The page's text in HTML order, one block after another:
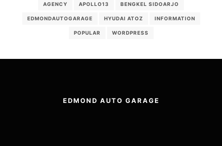
AGENCY APOLLO13 BENGKEL SIDOARJO
EDMONDAUTOGARAGE HYUDAI ATOZ INFORMATION
POPULAR WORDPRESS
EDMOND AUTO GARAGE